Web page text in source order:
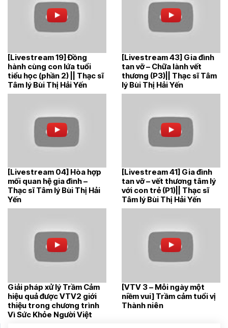
[Livestream 19] Đồng
hành cùng con lứa tuổi
tiểu học (phần 2) || Thạc sĩ
Tâm lý Bùi Thị Hải Yến
[Livestream 43] Gia đình
tan vỡ – Chữa lành vết
thương (P3)|| Thạc sĩ Tâm
lý Bùi Thị Hải Yến
[Livestream 04] Hòa hợp
mối quan hệ gia đình –
Thạc sĩ Tâm lý Bùi Thị Hải
Yến
[Livestream 41] Gia đình
tan vỡ – vết thương tâm lý
với con trẻ (P1)|| Thạc sĩ
Tâm lý Bùi Thị Hải Yến
Giải pháp xử lý Trầm Cảm
hiệu quả được VTV2 giới
thiệu trong chương trình
Vì Sức Khỏe Người Việt
[VTV 3 – Mỗi ngày một
niềm vui] Trầm cảm tuổi vị
Thành niên